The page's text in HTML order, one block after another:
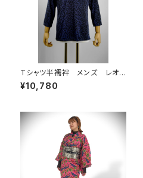
Tシャツ半襦袢 メンズ レオパ
ード ブルー
¥10,780